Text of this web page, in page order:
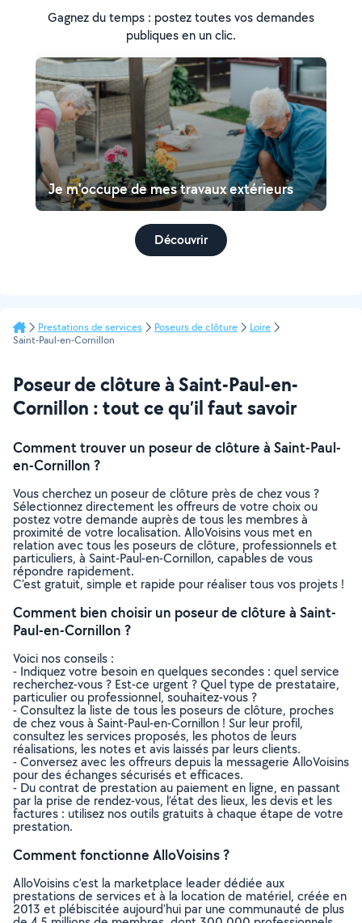
Gagnez du temps : postez toutes vos demandes
publiques en un clic.
Je m'occupe de mes travaux extérieurs
Découvrir
Prestations de services Poseurs de clôture
Loire
Saint-Paul-en-Cornillon
Poseur de clôture à Saint-Paul-en-
Cornillon : tout ce qu’il faut savoir
Comment trouver un poseur de clôture à Saint-Paul-
en-Cornillon ?
Vous cherchez un poseur de clôture près de chez vous ?
Sélectionnez directement les offreurs de votre choix ou
postez votre demande auprès de tous les membres à
proximité de votre localisation. AlloVoisins vous met en
relation avec tous les poseurs de clôture, professionnels et
particuliers, à Saint-Paul-en-Cornillon, capables de vous
répondre rapidement.
C’est gratuit, simple et rapide pour réaliser tous vos projets !
Comment bien choisir un poseur de clôture à Saint-
Paul-en-Cornillon ?
Voici nos conseils :
- Indiquez votre besoin en quelques secondes : quel service
recherchez-vous ? Est-ce urgent ? Quel type de prestataire,
particulier ou professionnel, souhaitez-vous ?
- Consultez la liste de tous les poseurs de clôture, proches
de chez vous à Saint-Paul-en-Cornillon ! Sur leur profil,
consultez les services proposés, les photos de leurs
réalisations, les notes et avis laissés par leurs clients.
- Conversez avec les offreurs depuis la messagerie AlloVoisins
pour des échanges sécurisés et efficaces.
- Du contrat de prestation au paiement en ligne, en passant
par la prise de rendez-vous, l’état des lieux, les devis et les
factures : utilisez nos outils gratuits à chaque étape de votre
prestation.
Comment fonctionne AlloVoisins ?
AlloVoisins c’est la marketplace leader dédiée aux
prestations de services et à la location de matériel, créée en
2013 et plébiscitée aujourd’hui par une communauté de plus